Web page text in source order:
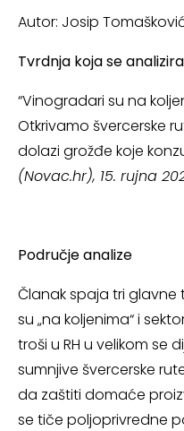
Autor: Josip
Tvrdnja koja se analizira
“Vinogradari su na
Otkrivamo švercerske
dolazi grožđe koje
(Novac.hr), 15. rujna
Područje analize
Članak spaja tri glavne
su „na koljenima“ i
troši u RH u velikom se
sumnjive švercerske
da zaštiti domaće
se tiče poljoprivredne